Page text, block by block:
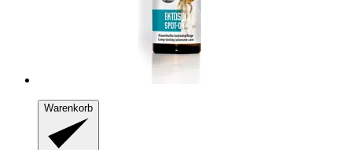
Warenkorb